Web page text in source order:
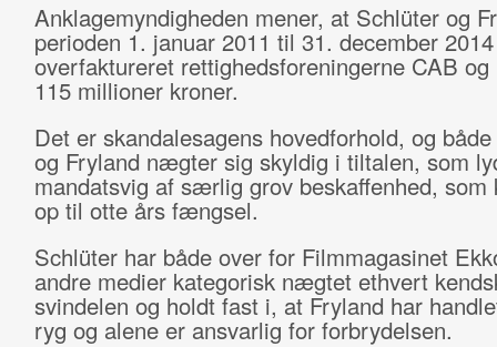
Anklagemyndigheden mener, at Schlüter og
perioden 1. januar 2011 til 31. december
overfaktureret rettighedsforeningerne CAB
115 millioner kroner.
Det er skandalesagens hovedforhold, og
og Fryland nægter sig skyldig i tiltalen, som
mandatsvig af særlig grov beskaffenhed, som
op til otte års fængsel.
Schlüter har både over for Filmmagasinet
andre medier kategorisk nægtet ethvert
svindelen og holdt fast i, at Fryland har
ryg og alene er ansvarlig for forbrydelsen.